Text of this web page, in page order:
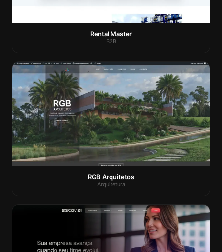
Rental Master
B2B
RGB Arquitetos
Arquitetura